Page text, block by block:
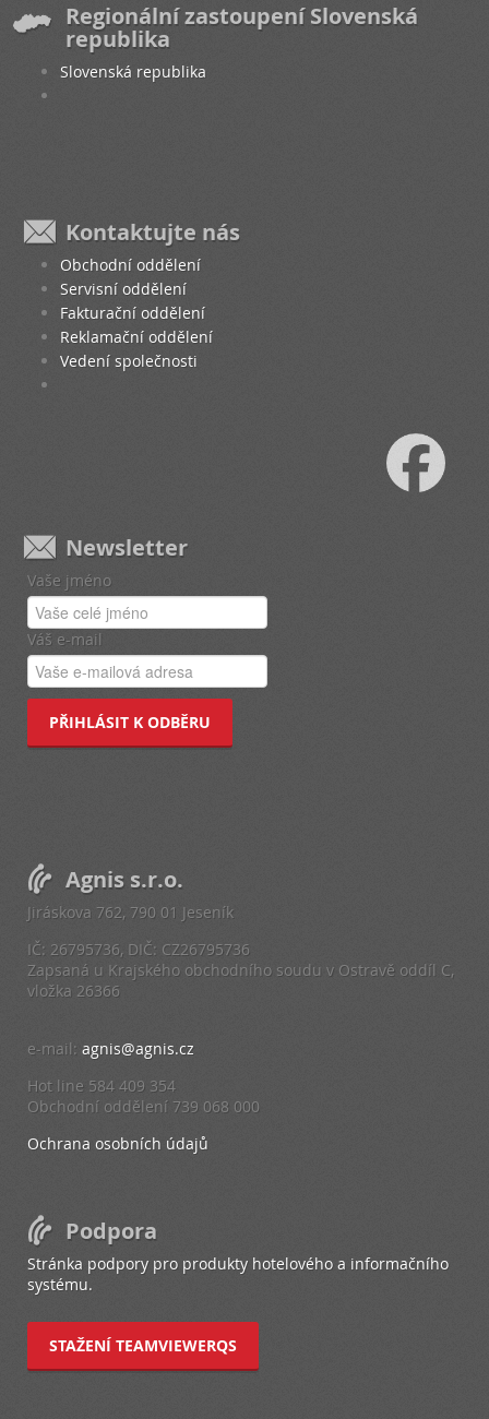
Regionální zastoupení Slovenská
republika
Slovenská republika
Kontaktujte nás
Obchodní oddělení
Servisní oddělení
Fakturační oddělení
Reklamační oddělení
Vedení společnosti
Newsletter
Vaše jméno
Váš e-mail
PŘIHLÁSIT K ODBĚRU
Agnis s.r.o.
Jiráskova 762, 790 01 Jeseník
IČ: 26795736, DIČ: CZ26795736
Zapsaná u Krajského obchodního soudu v Ostravě oddíl C,
vložka 26366
e-mail: agnis@agnis.cz
Hot line 584 409 354
Obchodní oddělení 739 068 000
Ochrana osobních údajů
Podpora
Stránka podpory pro produkty hotelového a informačního
systému.
STAŽENÍ TEAMVIEWERQS